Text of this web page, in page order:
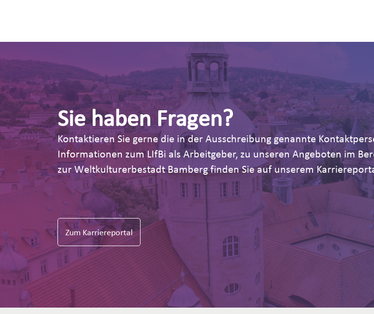
Sie haben Fragen?
Kontaktieren Sie gerne die in der Ausschreibung genannte
Informationen zum LIfBi als Arbeitgeber, zu unseren Angeboten im
zur Weltkulturerbestadt Bamberg finden Sie auf unserem
Zum Karriereportal